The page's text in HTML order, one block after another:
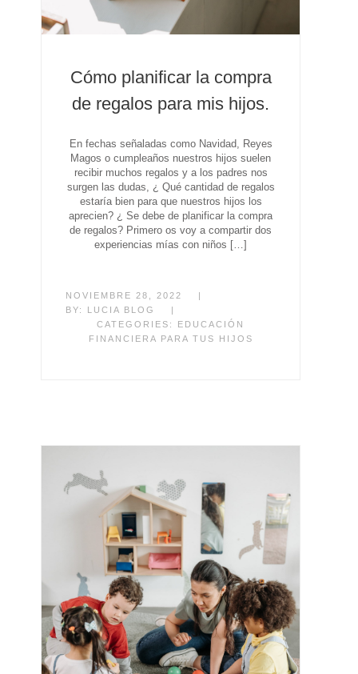
Cómo planificar la compra
de regalos para mis hijos.
En fechas señaladas como Navidad, Reyes
Magos o cumpleaños nuestros hijos suelen
recibir muchos regalos y a los padres nos
surgen las dudas, ¿ Qué cantidad de regalos
estaría bien para que nuestros hijos los
aprecien? ¿ Se debe de planificar la compra
de regalos? Primero os voy a compartir dos
experiencias mías con niños […]
NOVIEMBRE 28, 2022
BY:
LUCIA BLOG
CATEGORIES:
EDUCACIÓN
FINANCIERA PARA TUS HIJOS